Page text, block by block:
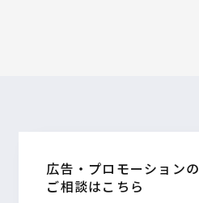
広告・プロモーションの
ご相談はこちら